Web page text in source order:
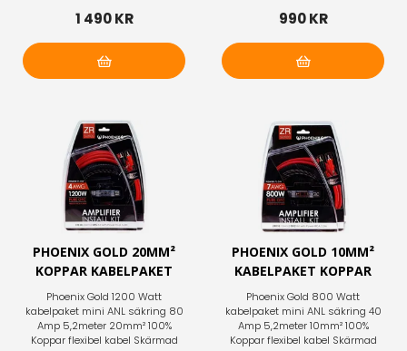
1 490 KR 990 KR
PHOENIX GOLD 20MM²
KOPPAR KABELPAKET
Phoenix Gold 1200 Watt
kabelpaket mini ANL säkring 80
Amp 5,2meter 20mm² 100%
Koppar flexibel kabel Skärmad
PHOENIX GOLD 10MM²
KABELPAKET KOPPAR
Phoenix Gold 800 Watt
kabelpaket mini ANL säkring 40
Amp 5,2meter 10mm² 100%
Koppar flexibel kabel Skärmad